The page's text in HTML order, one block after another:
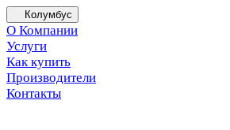
Колумбус
О Компании
Услуги
Как купить
Производители
Контакты